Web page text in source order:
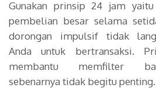
Gunakan prinsip 24 jam yaitu
pembelian besar selama
dorongan impulsif tidak
Anda untuk bertransaksi.
membantu memfilter
sebenarnya tidak begitu penting.